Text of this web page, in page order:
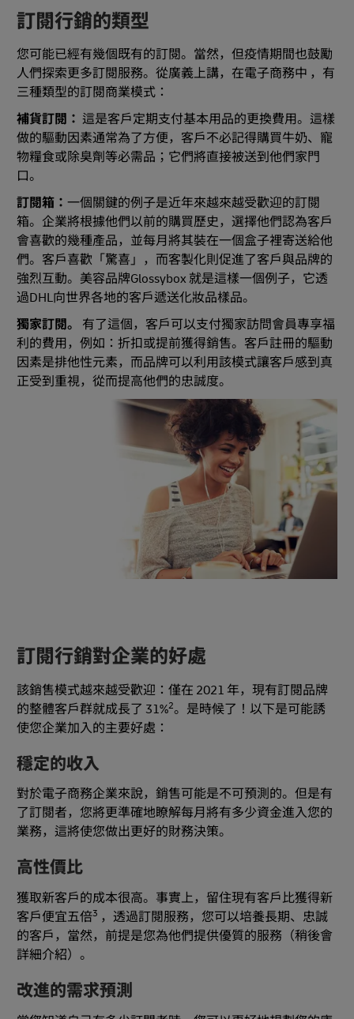
訂閱行銷的類型
您可能已經有幾個既有的訂閱。當然，但疫情期間也鼓勵
人們探索更多訂閱服務。從廣義上講，在電子商務中 ，有
三種類型的訂閱商業模式：
補貨訂閱： 這是客戶定期支付基本用品的更換費用。這樣
做的驅動因素通常為了方便，客戶不必記得購買牛奶、寵
物糧食或除臭劑等必需品；它們將直接被送到他們家門
口。
訂閱箱： 一個關鍵的例子是近年來越來越受歡迎的訂閱
箱。企業將根據他們以前的購買歷史，選擇他們認為客戶
會喜歡的幾種產品，並每月將其裝在一個盒子裡寄送給他
們。客戶喜歡「驚喜」，而客製化則促進了客戶與品牌的
強烈互動。美容品牌Glossybox 就是這樣一個例子，它透
過DHL向世界各地的客戶遞送化妝品樣品。
獨家訂閱。 有了這個，客戶可以支付獨家訪問會員專享福
利的費用，例如：折扣或提前獲得銷售。客戶註冊的驅動
因素是排他性元素，而品牌可以利用該模式讓客戶感到真
正受到重視，從而提高他們的忠誠度。
訂閱行銷對企業的好處
該銷售模式越來越受歡迎：僅在 2021 年，現有訂閱品牌
的整體客戶群就成長了 31%2。是時候了！以下是可能誘
使您企業加入的主要好處：
穩定的收入
對於電子商務企業來說，銷售可能是不可預測的。但是有
了訂閱者，您將更準確地瞭解每月將有多少資金進入您的
業務，這將使您做出更好的財務決策。
高性價比
獲取新客戶的成本很高。事實上，留住現有客戶比獲得新
客戶便宜五倍3 ，透過訂閱服務，您可以培養長期、忠誠
的客戶，當然，前提是您為他們提供優質的服務（稍後會
詳細介紹）。
改進的需求預測